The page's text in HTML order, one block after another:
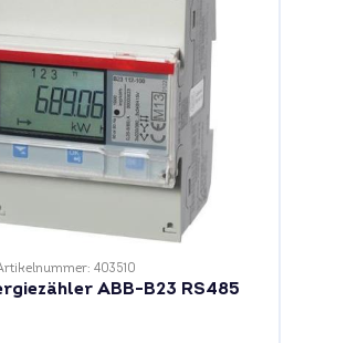
403510
AC-Energiezähler ABB-B23 RS485